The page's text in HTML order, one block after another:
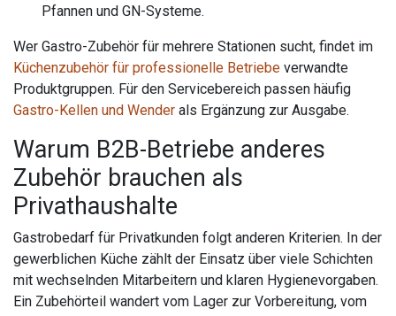
Pfannen und GN-Systeme.
Wer Gastro-Zubehör für mehrere Stationen sucht, findet im
Küchenzubehör für professionelle Betriebe verwandte
Produktgruppen. Für den Servicebereich passen häufig
Gastro-Kellen und Wender als Ergänzung zur Ausgabe.
Warum B2B-Betriebe anderes
Zubehör brauchen als
Privathaushalte
Gastrobedarf für Privatkunden folgt anderen Kriterien. In der
gewerblichen Küche zählt der Einsatz über viele Schichten
mit wechselnden Mitarbeitern und klaren Hygienevorgaben.
Ein Zubehörteil wandert vom Lager zur Vorbereitung, vom